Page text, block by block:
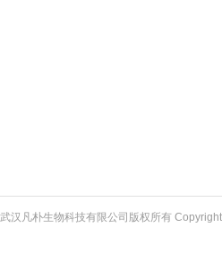
武汉凡朴生物科技有限公司版权所有